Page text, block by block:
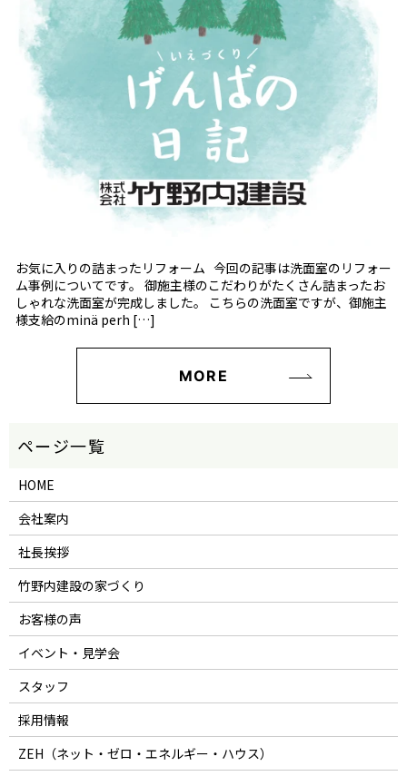
お気に入りの詰まったリフォーム 今回の記事は洗面室のリフォー
ム事例についてです。 御施主様のこだわりがたくさん詰まったお
しゃれな洗面室が完成しました。 こちらの洗面室ですが、御施主
様支給のminä perh […]
MORE
HOME
会社案内
社長挨拶
竹野内建設の家づくり
お客様の声
イベント・見学会
スタッフ
採用情報
ZEH（ネット・ゼロ・エネルギー・ハウス）